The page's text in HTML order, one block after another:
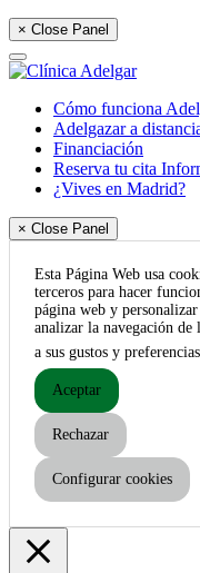
× Close Panel
Cómo funciona
Adelgazar a
Financiación
Reserva tu cita
¿Vives en Madrid?
× Close Panel
Esta Página Web usa
terceros para hacer
página web y
analizar la navegación
a sus gustos y preferencias.
Aceptar
Rechazar
Configurar cookies